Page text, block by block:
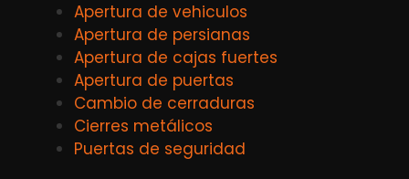
Apertura de vehiculos
Apertura de persianas
Apertura de cajas fuertes
Apertura de puertas
Cambio de cerraduras
Cierres metálicos
Puertas de seguridad